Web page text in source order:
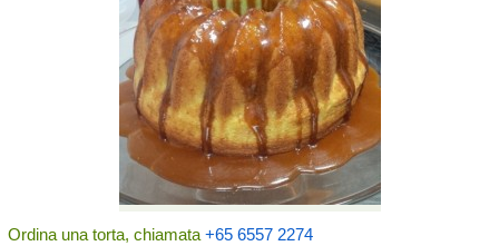
Ordina una torta, chiamata +65 6557 2274